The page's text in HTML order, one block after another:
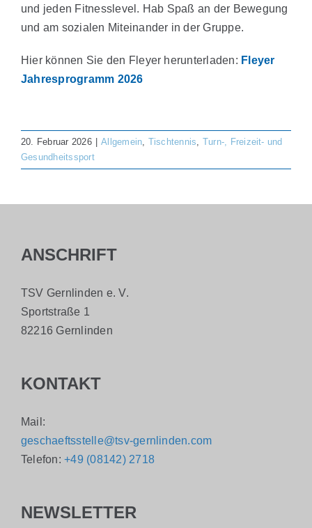
und jeden Fitnesslevel. Hab Spaß an der Bewegung
und am sozialen Miteinander in der Gruppe.
Hier können Sie den Fleyer herunterladen: Fleyer
Jahresprogramm 2026
20. Februar 2026 Allgemein, Tischtennis, Turn-, Freizeit- und
Gesundheitssport
ANSCHRIFT
TSV Gernlinden e. V.
Sportstraße 1
82216 Gernlinden
KONTAKT
Mail:
geschaeftsstelle@tsv-gernlinden.com
Telefon:+49 (08142) 2718
NEWSLETTER